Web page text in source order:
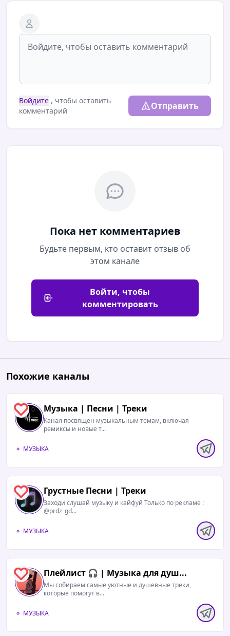
Войдите , чтобы оставить
комментарий
Отправить
Пока нет комментариев
Будьте первым, кто оставит отзыв об
этом канале
Войти, чтобы
комментировать
Похожие каналы
0 Музыка | Песни | Треки
Канал посвящен музыкальным темам, включая
ремиксы и новые т...
МУЗЫКА
0 Грустные Песни | Треки
Заходи слушай музыку и кайфуй Только по рекламе :
@prdz_gd...
МУЗЫКА
0 Плейлист 🎧 | Музыка для душ...
Мы собираем самые уютные и душевные треки,
которые помогут в...
МУЗЫКА